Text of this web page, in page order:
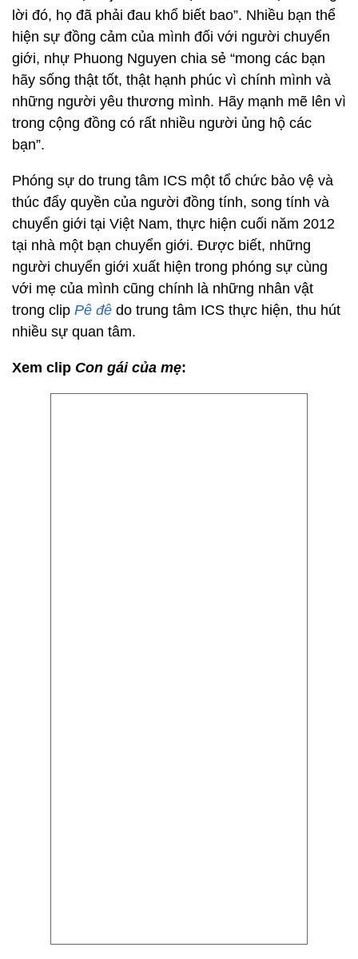
lời đó, họ đã phải đau khổ biết bao”. Nhiều bạn thể
hiện sự đồng cảm của mình đối với người chuyển
giới, nhự Phuong Nguyen chia sẻ “mong các bạn
hãy sống thật tốt, thật hạnh phúc vì chính mình và
những người yêu thương mình. Hãy mạnh mẽ lên vì
trong cộng đồng có rất nhiều người ủng hộ các
bạn”.
Phóng sự do trung tâm ICS một tổ chức bảo vệ và
thúc đẩy quyền của người đồng tính, song tính và
chuyển giới tại Việt Nam, thực hiện cuối năm 2012
tại nhà một bạn chuyển giới. Được biết, những
người chuyển giới xuất hiện trong phóng sự cùng
với mẹ của mình cũng chính là những nhân vật
trong clip Pê đê do trung tâm ICS thực hiện, thu hút
nhiều sự quan tâm.
Xem clip Con gái của mẹ: